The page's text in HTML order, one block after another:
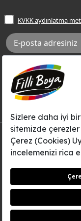
Frezya Rengi
Bilgi Toplumu
İnternet Sitesi
KVKK Talep Formu
KVKK Aydınlatma
KVKK aydınlatma
Aksi tarafımca
Filli Boya dahil tüm
tanıtım faaliyetleri vb.
© Filli Boya 2026.